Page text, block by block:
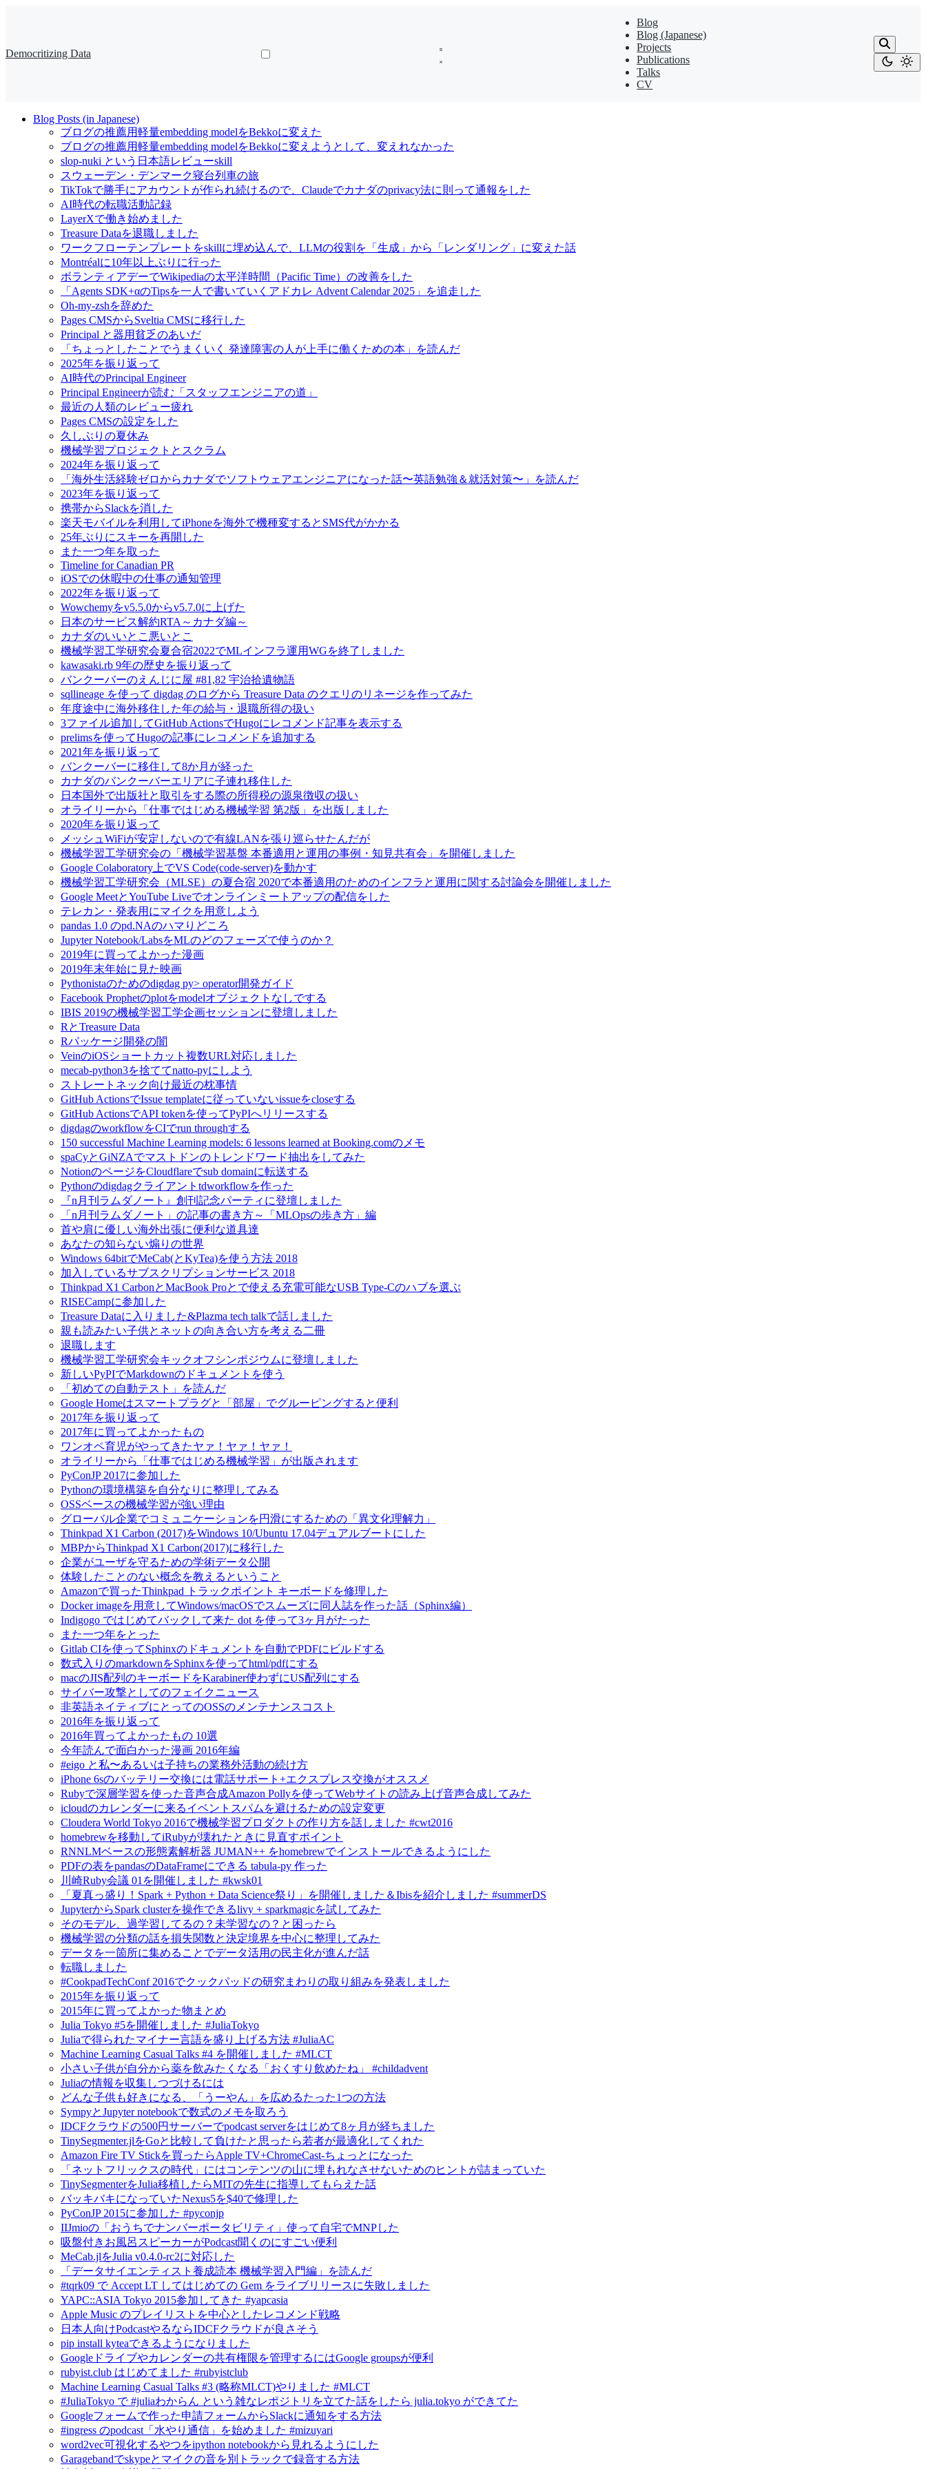
Democritizing Data
Blog
Blog (Japanese)
Projects
Publications
Talks
CV
Blog Posts (in Japanese)
ブログの推薦用軽量embedding modelをBekkoに変えた
ブログの推薦用軽量embedding modelをBekkoに変えようとして、変えれなかった
slop-nuki という日本語レビューskill
スウェーデン・デンマーク寝台列車の旅
TikTokで勝手にアカウントが作られ続けるので、Claudeでカナダのprivacy法に則って通報をした
AI時代の転職活動記録
LayerXで働き始めました
Treasure Dataを退職しました
ワークフローテンプレートをskillに埋め込んで、LLMの役割を「生成」から「レンダリング」に変えた話
Montréalに10年以上ぶりに行った
ボランティアデーでWikipediaの太平洋時間（Pacific Time）の改善をした
「Agents SDK+αのTipsを一人で書いていくアドカレ Advent Calendar 2025」を追走した
Oh-my-zshを辞めた
Pages CMSからSveltia CMSに移行した
Principal と器用貧乏のあいだ
「ちょっとしたことでうまくいく 発達障害の人が上手に働くための本」を読んだ
2025年を振り返って
AI時代のPrincipal Engineer
Principal Engineerが読む「スタッフエンジニアの道」
最近の人類のレビュー疲れ
Pages CMSの設定をした
久しぶりの夏休み
機械学習プロジェクトとスクラム
2024年を振り返って
「海外生活経験ゼロからカナダでソフトウェアエンジニアになった話〜英語勉強＆就活対策〜」を読んだ
2023年を振り返って
携帯からSlackを消した
楽天モバイルを利用してiPhoneを海外で機種変するとSMS代がかかる
25年ぶりにスキーを再開した
また一つ年を取った
Timeline for Canadian PR
iOSでの休暇中の仕事の通知管理
2022年を振り返って
Wowchemyをv5.5.0からv5.7.0に上げた
日本のサービス解約RTA～カナダ編～
カナダのいいとこ悪いとこ
機械学習工学研究会夏合宿2022でMLインフラ運用WGを終了しました
kawasaki.rb 9年の歴史を振り返って
バンクーバーのえんじに屋 #81,82 宇治拾遺物語
sqllineage を使って digdag のログから Treasure Data のクエリのリネージを作ってみた
年度途中に海外移住した年の給与・退職所得の扱い
3ファイル追加してGitHub ActionsでHugoにレコメンド記事を表示する
prelimsを使ってHugoの記事にレコメンドを追加する
2021年を振り返って
バンクーバーに移住して8か月が経った
カナダのバンクーバーエリアに子連れ移住した
日本国外で出版社と取引をする際の所得税の源泉徴収の扱い
オライリーから「仕事ではじめる機械学習 第2版」を出版しました
2020年を振り返って
メッシュWiFiが安定しないので有線LANを張り巡らせたんだが
機械学習工学研究会の「機械学習基盤 本番適用と運用の事例・知見共有会」を開催しました
Google Colaboratory上でVS Code(code-server)を動かす
機械学習工学研究会（MLSE）の夏合宿 2020で本番適用のためのインフラと運用に関する討論会を開催しました
Google MeetとYouTube Liveでオンラインミートアップの配信をした
テレカン・発表用にマイクを用意しよう
pandas 1.0 のpd.NAのハマりどころ
Jupyter Notebook/LabsをMLのどのフェーズで使うのか？
2019年に買ってよかった漫画
2019年末年始に見た映画
Pythonistaのためのdigdag py> operator開発ガイド
Facebook Prophetのplotをmodelオブジェクトなしでする
IBIS 2019の機械学習工学企画セッションに登壇しました
RとTreasure Data
Rパッケージ開発の闇
VeinのiOSショートカット複数URL対応しました
mecab-python3を捨ててnatto-pyにしよう
ストレートネック向け最近の枕事情
GitHub ActionsでIssue templateに従っていないissueをcloseする
GitHub ActionsでAPI tokenを使ってPyPIへリリースする
digdagのworkflowをCIでrun throughする
150 successful Machine Learning models: 6 lessons learned at Booking.comのメモ
spaCyとGiNZAでマストドンのトレンドワード抽出をしてみた
NotionのページをCloudflareでsub domainに転送する
Pythonのdigdagクライアントtdworkflowを作った
『n月刊ラムダノート』創刊記念パーティに登壇しました
「n月刊ラムダノート」の記事の書き方～「MLOpsの歩き方」編
首や肩に優しい海外出張に便利な道具達
あなたの知らない煽りの世界
Windows 64bitでMeCab(とKyTea)を使う方法 2018
加入しているサブスクリプションサービス 2018
Thinkpad X1 CarbonとMacBook Proとで使える充電可能なUSB Type-Cのハブを選ぶ
RISECampに参加した
Treasure Dataに入りました&Plazma tech talkで話しました
親も読みたい子供とネットの向き合い方を考える二冊
退職します
機械学習工学研究会キックオフシンポジウムに登壇しました
新しいPyPIでMarkdownのドキュメントを使う
「初めての自動テスト」を読んだ
Google Homeはスマートプラグと「部屋」でグルーピングすると便利
2017年を振り返って
2017年に買ってよかったもの
ワンオペ育児がやってきたヤァ！ヤァ！ヤァ！
オライリーから「仕事ではじめる機械学習」が出版されます
PyConJP 2017に参加した
Pythonの環境構築を自分なりに整理してみる
OSSベースの機械学習が強い理由
グローバル企業でコミュニケーションを円滑にするための「異文化理解力」
Thinkpad X1 Carbon (2017)をWindows 10/Ubuntu 17.04デュアルブートにした
MBPからThinkpad X1 Carbon(2017)に移行した
企業がユーザを守るための学術データ公開
体験したことのない概念を教えるということ
Amazonで買ったThinkpad トラックポイント キーボードを修理した
Docker imageを用意してWindows/macOSでスムーズに同人誌を作った話（Sphinx編）
Indigogo ではじめてバックして来た dot を使って3ヶ月がたった
また一つ年をとった
Gitlab CIを使ってSphinxのドキュメントを自動でPDFにビルドする
数式入りのmarkdownをSphinxを使ってhtml/pdfにする
macのJIS配列のキーボードをKarabiner使わずにUS配列にする
サイバー攻撃としてのフェイクニュース
非英語ネイティブにとってのOSSのメンテナンスコスト
2016年を振り返って
2016年買ってよかったもの 10選
今年読んで面白かった漫画 2016年編
#eigo と私〜あるいは子持ちの業務外活動の続け方
iPhone 6sのバッテリー交換には電話サポート+エクスプレス交換がオススメ
Rubyで深層学習を使った音声合成Amazon Pollyを使ってWebサイトの読み上げ音声合成してみた
icloudのカレンダーに来るイベントスパムを避けるための設定変更
Cloudera World Tokyo 2016で機械学習プロダクトの作り方を話しました #cwt2016
homebrewを移動してiRubyが壊れたときに見直すポイント
RNNLMベースの形態素解析器 JUMAN++ をhomebrewでインストールできるようにした
PDFの表をpandasのDataFrameにできる tabula-py 作った
川崎Ruby会議 01を開催しました #kwsk01
「夏真っ盛り！Spark + Python + Data Science祭り」を開催しました＆Ibisを紹介しました #summerDS
JupyterからSpark clusterを操作できるlivy + sparkmagicを試してみた
そのモデル、過学習してるの？未学習なの？と困ったら
機械学習の分類の話を損失関数と決定境界を中心に整理してみた
データを一箇所に集めることでデータ活用の民主化が進んだ話
転職しました
#CookpadTechConf 2016でクックパッドの研究まわりの取り組みを発表しました
2015年を振り返って
2015年に買ってよかった物まとめ
Julia Tokyo #5を開催しました #JuliaTokyo
Juliaで得られたマイナー言語を盛り上げる方法 #JuliaAC
Machine Learning Casual Talks #4 を開催しました #MLCT
小さい子供が自分から薬を飲みたくなる「おくすり飲めたね」 #childadvent
Juliaの情報を収集しつづけるには
どんな子供も好きになる、「うーやん」を広めるたった1つの方法
SympyとJupyter notebookで数式のメモを取ろう
IDCFクラウドの500円サーバーでpodcast serverをはじめて8ヶ月が経ちました
TinySegmenter.jlをGoと比較して負けたと思ったら若者が最適化してくれた
Amazon Fire TV Stickを買ったらApple TV+ChromeCast-ちょっとになった
「ネットフリックスの時代」にはコンテンツの山に埋もれなさせないためのヒントが詰まっていた
TinySegmenterをJulia移植したらMITの先生に指導してもらえた話
バッキバキになっていたNexus5を$40で修理した
PyConJP 2015に参加した #pyconjp
IIJmioの「おうちでナンバーポータビリティ」使って自宅でMNPした
吸盤付きお風呂スピーカーがPodcast聞くのにすごい便利
MeCab.jlをJulia v0.4.0-rc2に対応した
「データサイエンティスト養成読本 機械学習入門編」を読んだ
#tqrk09 で Accept LT してはじめての Gem をライブリリースに失敗しました
YAPC::ASIA Tokyo 2015参加してきた #yapcasia
Apple Music のプレイリストを中心としたレコメンド戦略
日本人向けPodcastやるならIDCFクラウドが良さそう
pip install kyteaできるようになりました
Googleドライブやカレンダーの共有権限を管理するにはGoogle groupsが便利
rubyist.club はじめてました #rubyistclub
Machine Learning Casual Talks #3 (略称MLCT)やりました #MLCT
#JuliaTokyo で #juliaわからん という雑なレポジトリを立てた話をしたら julia.tokyo ができてた
Googleフォームで作った申請フォームからSlackに通知をする方法
#ingress のpodcast「水やり通信」を始めました #mizuyari
word2vec可視化するやつをipython notebookから見れるようにした
Garagebandでskypeとマイクの音を別トラックで録音する方法